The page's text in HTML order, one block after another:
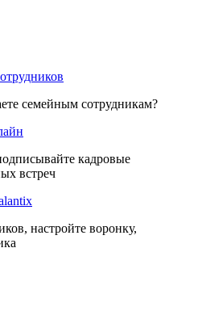
семейным сотрудникам?
кадровые
встреч
настройте воронку,